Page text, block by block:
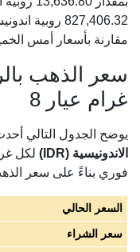
مقارنة بأسعار أمس الخميس 06 أغسطس
سعر الذهب
غرام عيار 8
يوضح الجدول التالي
الاندونيسية (IDR)
فوري بناءً على سعر
السعر الحالي
سعر الشراء